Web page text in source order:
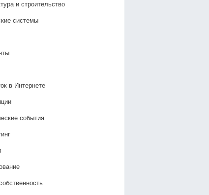
и строительство
системы
в Интернете
события